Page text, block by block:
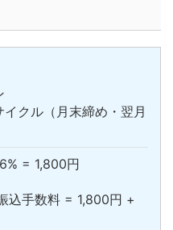
クル（月末締め・翌月
= 1,800円
込手数料 = 1,800円 +